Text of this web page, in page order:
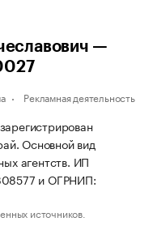
—
Рекламная деятельность
Основной вид
агентств. ИП
и ОГРНИП:
источников.